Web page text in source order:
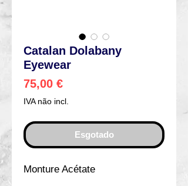
Catalan Dolabany
Eyewear
75,00 €Preço
IVA não incl.
Esgotado
Monture Acétate